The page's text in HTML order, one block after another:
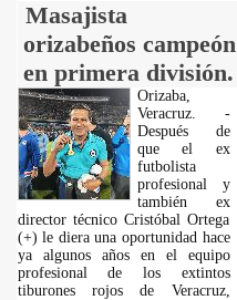
Masajista
orizabeños campeón
en primera división.
Orizaba,
Veracruz. -
Después de
que el ex
futbolista
profesional y
también ex
director técnico Cristóbal Ortega
(+) le diera una oportunidad hace
ya algunos años en el equipo
profesional de los extintos
tiburones rojos de Veracruz,